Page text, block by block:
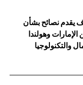
يقدم نصائح بشأن
وهولندا
والتكنولوجيا